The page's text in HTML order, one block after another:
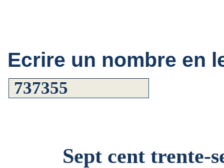
Ecrire un nombre en
Sept cent trente-